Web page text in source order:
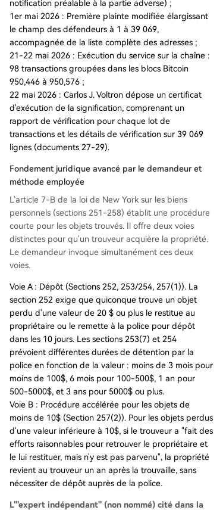
notification préalable à la partie adverse) ;
1er mai 2026 : Première plainte modifiée élargissant
le champ des défendeurs à 1 à 39 069,
accompagnée de la liste complète des adresses ;
21-22 mai 2026 : Exécution du service sur la chaîne :
98 transactions groupées dans les blocs Bitcoin
950,446 à 950,576 ;
22 mai 2026 : Carlos J. Voltron dépose un certificat
d'exécution de la signification, comprenant un
rapport de vérification pour chaque lot de
transactions et les détails de vérification sur 39 069
lignes (documents 27-29).
Fondement juridique avancé par le demandeur et
méthode employée
L'article 7-B de la loi de New York sur les biens
personnels (sections 251-258) établit une procédure
courte pour les objets trouvés. Il offre deux voies
distinctes pour qu'un trouveur acquière la propriété.
Le demandeur invoque simultanément ces deux
voies.
Voie A : Dépôt (Sections 252, 253/254, 257(1)). La
section 252 exige que quiconque trouve un objet
perdu d'une valeur de 20 $ ou plus le restitue au
propriétaire ou le remette à la police pour dépôt
dans les 10 jours. Les sections 253(7) et 254
prévoient différentes durées de détention par la
police en fonction de la valeur : moins de 3 mois pour
moins de 100$, 6 mois pour 100-500$, 1 an pour
500-5000$, et 3 ans pour 5000$ ou plus.
Voie B : Procédure accélérée pour les objets de
moins de 10$ (Section 257(2)). Pour les objets perdus
d'une valeur inférieure à 10$, si le trouveur a "fait des
efforts raisonnables pour retrouver le propriétaire et
le lui restituer, mais n'y est pas parvenu", la propriété
revient au trouveur un an après la trouvaille, sans
nécessiter de dépôt auprès de la police.
L'"expert indépendant" (non nommé) cité dans la